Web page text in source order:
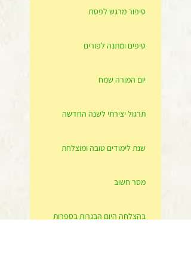
סיפור מרגש לפסח
טיפים ומתנה לפורים
יום המורה שמח
תרגול יצירתי לשנה החדשה
שנת לימודים טובה ומוצלחת
מסר חשוב
בהצלחה היום הבגרות בספרות